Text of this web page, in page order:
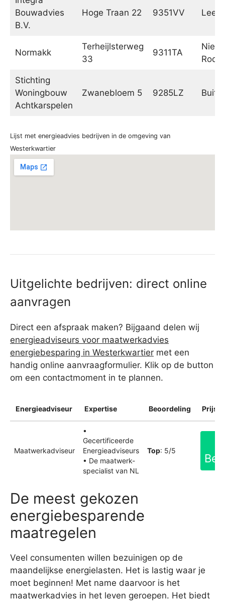
Bouwadvies
B.V.
Hoge Traan 22 9351VV Leek
Normakk
Terheijlsterweg
33
9311TA
Stichting
Woningbouw
Achtkarspelen
Zwanebloem 5 9285LZ
Lijst met energieadvies bedrijven in de omgeving van
Westerkwartier
Uitgelichte bedrijven: direct online
aanvragen
Direct een afspraak maken? Bijgaand delen wij
energieadviseurs voor maatwerkadvies
energiebesparing in Westerkwartier met een
handig online aanvraagformulier. Klik op de button
om een contactmoment in te plannen.
Energieadviseur Expertise Beoordeling
Maatwerkadviseur
•
Gecertificeerde
Energieadviseurs
• De maatwerk-
specialist van NL
Top: 5/5
De meest gekozen
energiebesparende
maatregelen
Veel consumenten willen bezuinigen op de
maandelijkse energielasten. Het is lastig waar je
moet beginnen! Met name daarvoor is het
maatwerkadvies in het leven geroepen. Het biedt